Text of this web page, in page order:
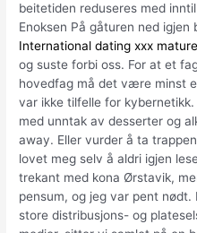
beitetiden reduseres med
Enoksen På gåturen ned
International dating xxx mature
og suste forbi oss. For at et
hovedfag må det være minst
var ikke tilfelle for
med unntak av desserter og
away. Eller vurder å ta
lovet meg selv å aldri igjen
trekant med kona Ørstavik,
pensum, og jeg var pent
store distribusjons- og